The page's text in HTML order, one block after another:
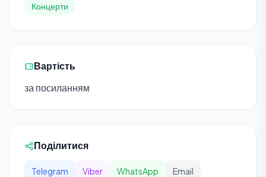
Концерти
Вартість
за посиланням
Поділитися
Telegram Viber WhatsApp Email